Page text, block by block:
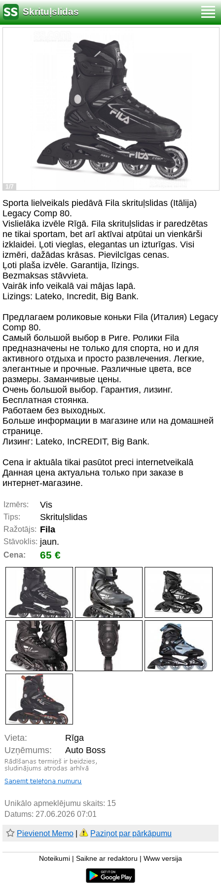
Skrituļslidas
1/7
Sporta lielveikals piedāvā Fila skrituļslidas (Itālija)
Legacy Comp 80.
Vislielāka izvēle Rīgā. Fila skrituļslidas ir paredzētas
ne tikai sportam, bet arī aktīvai atpūtai un vienkārši
izklaidei. Ļoti vieglas, elegantas un izturīgas. Visi
izmēri, dažādas krāsas. Pievilcīgas cenas.
Ļoti plaša izvēle. Garantija, līzings.
Bezmaksas stāvvieta.
Vairāk info veikalā vai mājas lapā.
Lizings: Lateko, Incredit, Big Bank.
Предлагаем роликовые коньки Fila (Италия) Legacy
Comp 80.
Самый большой выбор в Риге. Ролики Fila
предназначены не только для спорта, но и для
активного отдыха и просто развлечения. Легкие,
элегантные и прочные. Различные цвета, все
размеры. Заманчивые цены.
Очень большой выбор. Гарантия, лизинг.
Бесплатная стоянка.
Работаем без выходных.
Больше информации в магазине или на домашней
странице.
Лизинг: Lateko, InCREDIT, Big Bank.
Cena ir aktuāla tikai pasūtot preci internetveikalā
Данная цена актуальна только при заказе в
интернет-магазине.
Izmērs: Vis
Tips: Skrituļslidas
Ražotājs: Fila
Stāvoklis: jaun.
Cena: 65 €
Vieta:
Rīga
Uzņēmums:
Auto Boss
Unikālo apmeklējumu skaits: 15
Datums: 27.06.2026 07:01
Pievienot Memo Paziņot par pārkāpumu
Noteikumi Saikne ar redaktoru Www versija